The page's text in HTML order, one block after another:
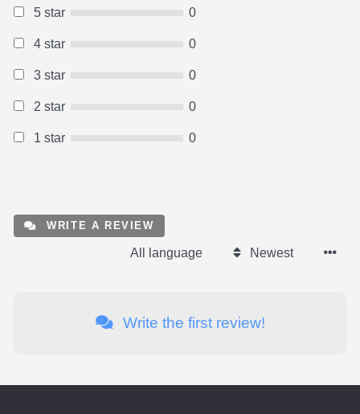
5 star 0
4 star 0
3 star 0
2 star 0
1 star 0
WRITE A REVIEW
All language Newest
Write the first review!